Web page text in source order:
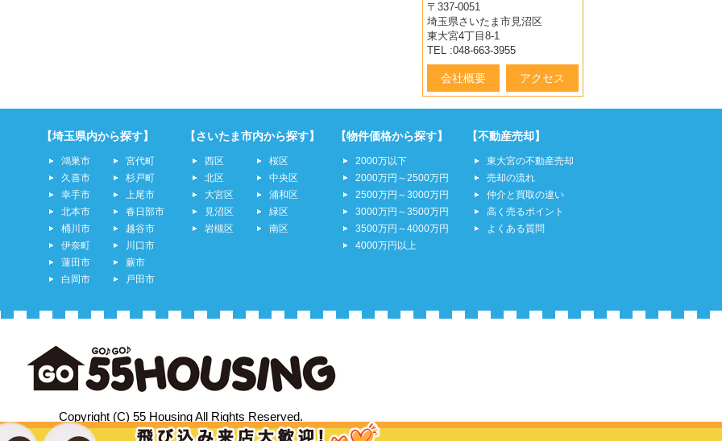
〒337-0051
埼玉県さいたま市見沼区
東大宮4丁目8-1
TEL :048-663-3955
会社概要 アクセス
【埼玉県内から探す】
鴻巣市
久喜市
幸手市
北本市
桶川市
伊奈町
蓮田市
白岡市
宮代町
杉戸町
上尾市
春日部市
越谷市
川口市
蕨市
戸田市
【さいたま市内から探す】
西区
北区
大宮区
見沼区
岩槻区
桜区
中央区
浦和区
緑区
南区
【物件価格から探す】
2000万以下
2000万円～2500万円
2500万円～3000万円
3000万円～3500万円
3500万円～4000万円
4000万円以上
【不動産売却】
東大宮の不動産売却
売却の流れ
仲介と買取の違い
高く売るポイント
よくある質問
Copyright (C) 55 Housing All Rights Reserved.